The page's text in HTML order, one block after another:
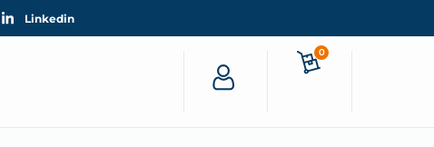
Linkedin
0